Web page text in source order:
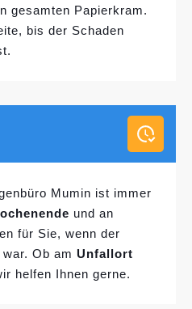
gesamten Papierkram.
bis der Schaden
Mumin ist immer
und an
für Sie, wenn der
Ob am Unfallort
helfen Ihnen gerne.